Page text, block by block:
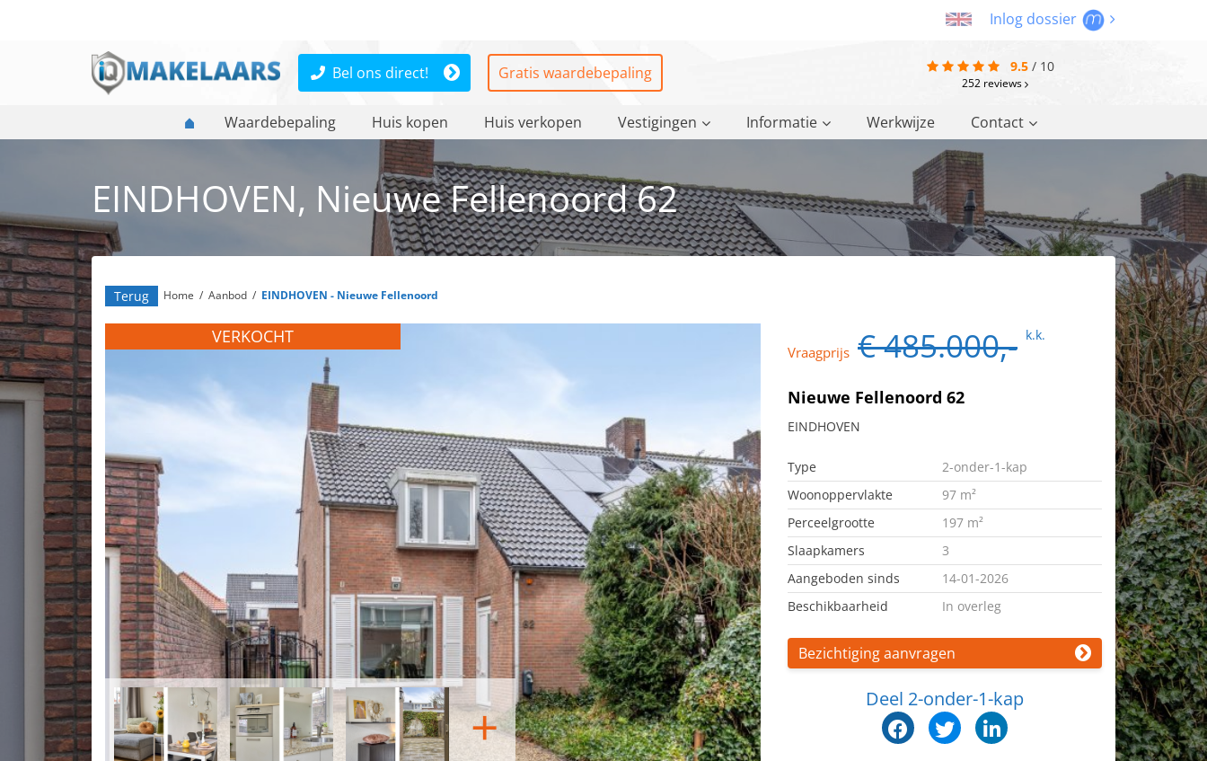
Inlog dossier
Bel ons direct! Gratis waardebepaling 9.5 / 10
252 reviews
Waardebepaling Huis kopen Huis verkopen Vestigingen Informatie Werkwijze Contact
Home / Aanbod / EINDHOVEN - Nieuwe Fellenoord
EINDHOVEN, Nieuwe Fellenoord 62
Terug
+
VERKOCHT
Vraagprijs € 485.000,- k.k.
Nieuwe Fellenoord 62
EINDHOVEN
Type
2-onder-1-kap
Woonoppervlakte
97 m²
Perceelgrootte
197 m²
Slaapkamers
3
Aangeboden sinds
14-01-2026
Beschikbaarheid
In overleg
Bezichtiging aanvragen
Deel 2-onder-1-kap